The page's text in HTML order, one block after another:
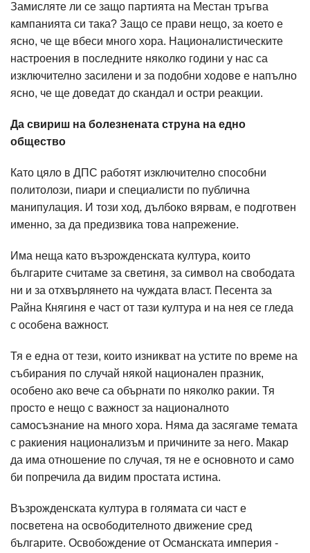
Замисляте ли се защо партията на Местан тръгва
кампанията си така? Защо се прави нещо, за което е
ясно, че ще вбеси много хора. Националистическите
настроения в последните няколко години у нас са
изключително засилени и за подобни ходове е напълно
ясно, че ще доведат до скандал и остри реакции.
Да свириш на болезнената струна на едно
общество
Като цяло в ДПС работят изключително способни
политолози, пиари и специалисти по публична
манипулация. И този ход, дълбоко вярвам, е подготвен
именно, за да предизвика това напрежение.
Има неща като възрожденската култура, които
българите считаме за светиня, за символ на свободата
ни и за отхвърлянето на чуждата власт. Песента за
Райна Княгиня е част от тази култура и на нея се гледа
с особена важност.
Тя е една от тези, които изникват на устите по време на
събирания по случай някой национален празник,
особено ако вече са обърнати по няколко ракии. Тя
просто е нещо с важност за националното
самосъзнание на много хора. Няма да засягаме темата
с ракиения национализъм и причините за него. Макар
да има отношение по случая, тя не е основното и само
би попречила да видим простата истина.
Възрожденската култура в голямата си част е
посветена на освободителното движение сред
българите. Освобождение от Османската империя -